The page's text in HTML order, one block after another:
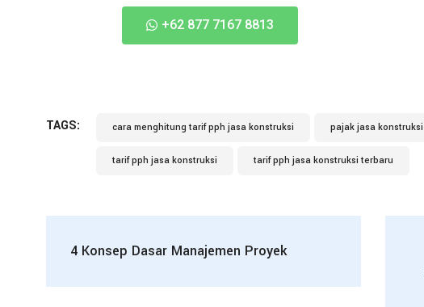
+62 877 7167 8813
TAGS: cara menghitung tarif pph jasa konstruksi pajak jasa konstruksi
tarif pph jasa konstruksi tarif pph jasa konstruksi terbaru
4 Konsep Dasar Manajemen Proyek